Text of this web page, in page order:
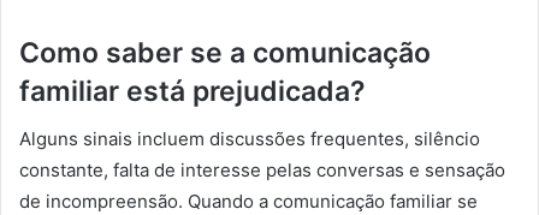
Como saber se a comunicação
familiar está prejudicada?
Alguns sinais incluem discussões frequentes, silêncio
constante, falta de interesse pelas conversas e sensação
de incompreensão. Quando a comunicação familiar se